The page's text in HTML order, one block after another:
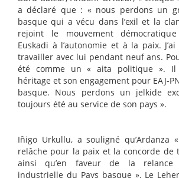
a déclaré que : « nous perdons un
basque qui a vécu dans l’exil et la
rejoint le mouvement
Euskadi à l’autonomie et à la paix.
travailler avec lui pendant neuf ans.
été comme un « aita politique ». Il
héritage et son engagement pour EAJ-
basque. Nous perdons un jelkide
toujours été au service de son pays ».
Iñigo Urkullu, a souligné qu’Ardanza
relâche pour la paix et la concorde de
ainsi qu’en faveur de la relance
industrielle du Pays basque ». Le